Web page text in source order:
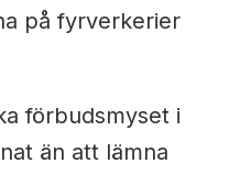
på fyrverkerier
förbudsmyset i
än att lämna